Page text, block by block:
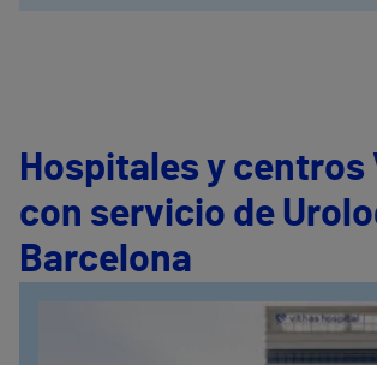
Hospitales y centros
con servicio de
Barcelona